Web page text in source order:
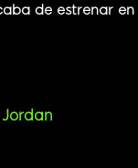
de estrenar